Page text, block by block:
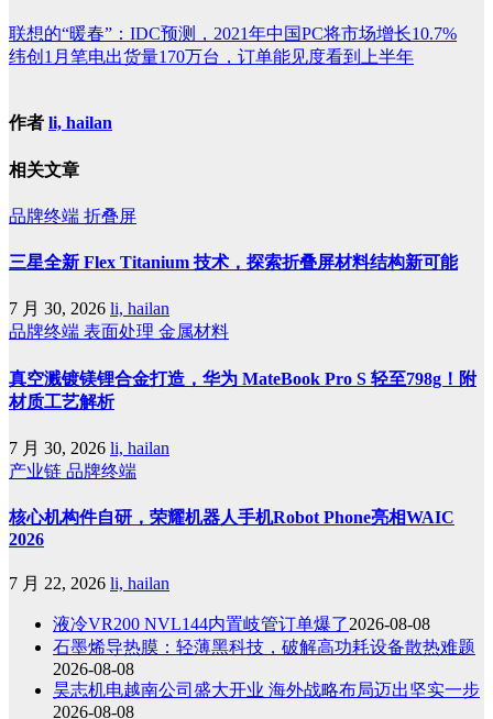
联想的“暖春”：IDC预测，2021年中国PC将市场增长10.7%
纬创1月笔电出货量170万台，订单能见度看到上半年
作者 li, hailan
相关文章
品牌终端 折叠屏
三星全新 Flex Titanium 技术，探索折叠屏材料结构新可能
7 月 30, 2026 li, hailan
品牌终端 表面处理 金属材料
真空溅镀镁锂合金打造，华为 MateBook Pro S 轻至798g！附
材质工艺解析
7 月 30, 2026 li, hailan
产业链 品牌终端
核心机构件自研，荣耀机器人手机Robot Phone亮相WAIC
2026
7 月 22, 2026 li, hailan
液冷VR200 NVL144内置岐管订单爆了2026-08-08
石墨烯导热膜：轻薄黑科技，破解高功耗设备散热难题
2026-08-08
昊志机电越南公司盛大开业 海外战略布局迈出坚实一步
2026-08-08